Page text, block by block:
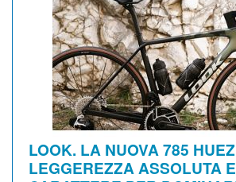
LOOK. LA NUOVA 785
LEGGEREZZA ASSOLUTA E